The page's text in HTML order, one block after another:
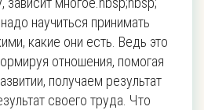
научиться принимать
какие они есть. Ведь это
отношения, помогая
получаем результат
своего труда. Что